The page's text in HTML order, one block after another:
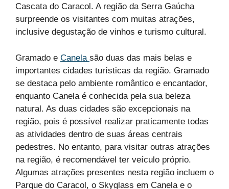
Cascata do Caracol. A região da Serra Gaúcha
surpreende os visitantes com muitas atrações,
inclusive degustação de vinhos e turismo cultural.
Gramado e Canela são duas das mais belas e
importantes cidades turísticas da região. Gramado
se destaca pelo ambiente romântico e encantador,
enquanto Canela é conhecida pela sua beleza
natural. As duas cidades são excepcionais na
região, pois é possível realizar praticamente todas
as atividades dentro de suas áreas centrais
pedestres. No entanto, para visitar outras atrações
na região, é recomendável ter veículo próprio.
Algumas atrações presentes nesta região incluem o
Parque do Caracol, o Skyglass em Canela e o